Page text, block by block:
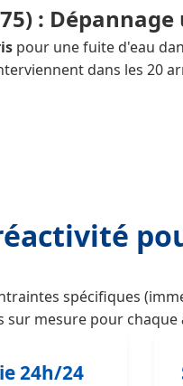
:
pour une fuite d'eau
dans les 20
spécifiques
sur mesure pour chaque
24h/24